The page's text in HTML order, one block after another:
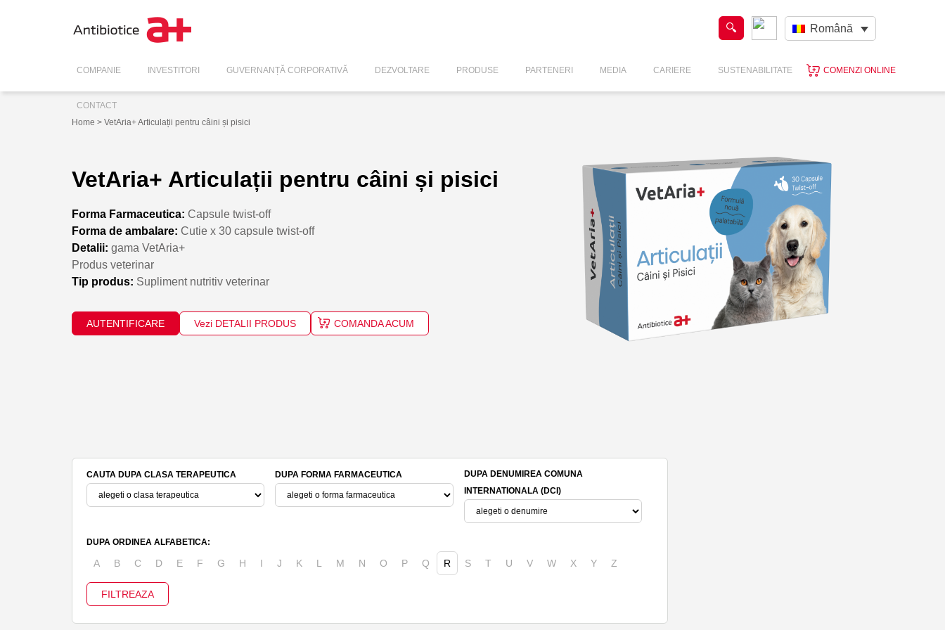
Română
COMPANIE INVESTITORI GUVERNANȚĂ CORPORATIVĂ DEZVOLTARE PRODUSE PARTENERI MEDIA CARIERE SUSTENABILITATE COMENZI ONLINE
CONTACT
Home > VetAria+ Articulații pentru câini și pisici
VetAria+ Articulații pentru câini și pisici
Forma Farmaceutica: Capsule twist-off
Forma de ambalare: Cutie x 30 capsule twist-off
Detalii: gama VetAria+
Produs veterinar
Tip produs: Supliment nutritiv veterinar
AUTENTIFICARE Vezi DETALII PRODUS COMANDA ACUM
CAUTA DUPA CLASA TERAPEUTICA DUPA FORMA FARMACEUTICA
DUPA DENUMIREA COMUNA
INTERNATIONALA (DCI)
DUPA ORDINEA ALFABETICA:
A B C D E F G H I J K L M N O P Q R S T U V W X Y Z